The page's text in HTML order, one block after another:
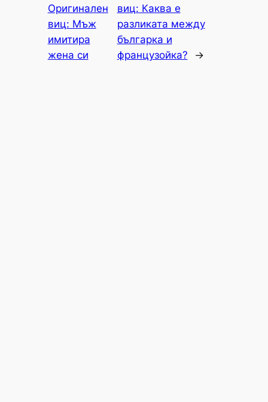
Оригинален
виц: Мъж
имитира
жена си
виц: Каква е
разликата между
българка и
французойка?
→